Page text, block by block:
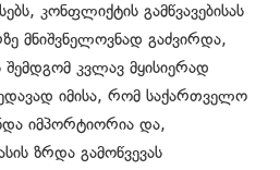
კონფლიქტის გამწვავებისას
მნიშვნელოვნად გაძვირდა,
შემდგომ კვლავ მყისიერად
იმისა, რომ საქართველო
იმპორტიორია და,
ზრდა გამოწვევას